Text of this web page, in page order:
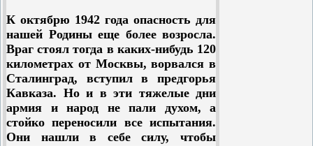
июне-июле этого года, когда
Красная Армия наголову разбила
немецкие войска под Витебском,
Бобруйском, Могилевом и
завершила свой удар окружением 30
немецких дивизий под Минском В
результате этого удара наши
войска: а) полностью освободили
Белорусскую Советскую
К октябрю 1942 года опасность для
нашей Родины еще более возросла.
Враг стоял тогда в каких-нибудь 120
километрах от Москвы, ворвался в
Сталинград, вступил в предгорья
Кавказа. Но и в эти тяжелые дни
армия и народ не пали духом, а
стойко переносили все испытания.
Они нашли в себе силу, чтобы